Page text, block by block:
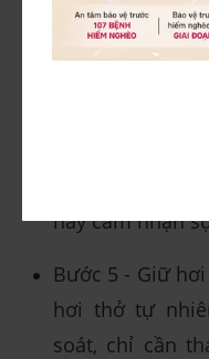
Bước 4 - Tập
Từ từ chuyển
cơ thể, bắt
bụng, ngực,
mũi,... Khi
hãy cảm nhận
Bước 5 - Giữ
hơi thở tự
soát, chỉ cần